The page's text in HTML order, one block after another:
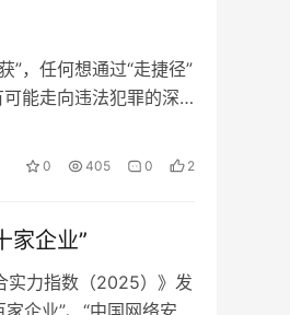
”，任何想通过“走捷径”
能走向违法犯罪的深
0 405 0 2
家企业”
实力指数（2025）》发
企业”、“中国网络安全